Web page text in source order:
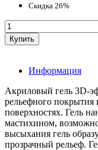
Скидка 26%
Информация
Акриловый гель 3D-
рельефного покрытия
поверхностях. Гель
мастихином,
высыхания гель
прозрачный рельеф.